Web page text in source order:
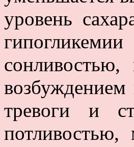
уровень
сонливостью,
тревоги и